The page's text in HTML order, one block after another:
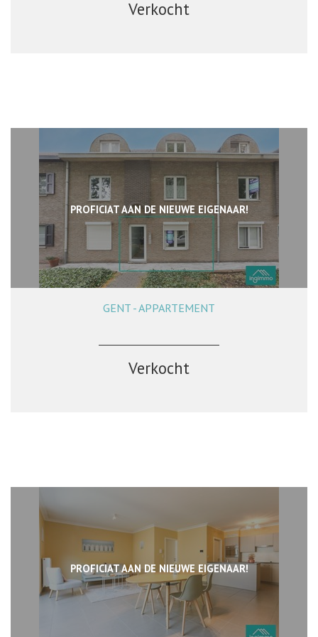
Verkocht
PROFICIAT AAN DE NIEUWE EIGENAAR!
40 m² 1
GENT - APPARTEMENT
Verkocht
PROFICIAT AAN DE NIEUWE EIGENAAR!